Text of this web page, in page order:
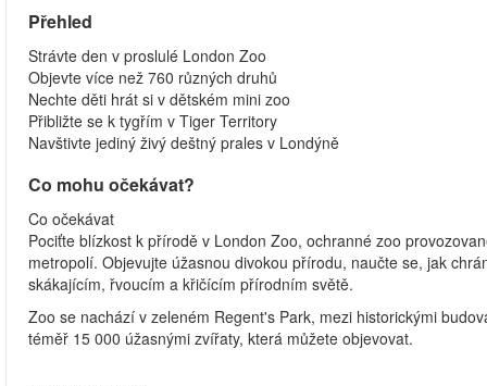
Přehled
Strávte den v proslulé London Zoo
Objevte více než 760 různých druhů
Nechte děti hrát si v dětském mini zoo
Přibližte se k tygřím v Tiger Territory
Navštivte jediný živý deštný prales v Londýně
Co mohu očekávat?
Co očekávat
Pociťte blízkost k přírodě v London Zoo, ochranné zoo
metropolí. Objevujte úžasnou divokou přírodu, naučte se, jak
skákajícím, řvoucím a křičícím přírodním světě.
Zoo se nachází v zeleném Regent's Park, mezi historickými
téměř 15 000 úžasnými zvířaty, která můžete objevovat.